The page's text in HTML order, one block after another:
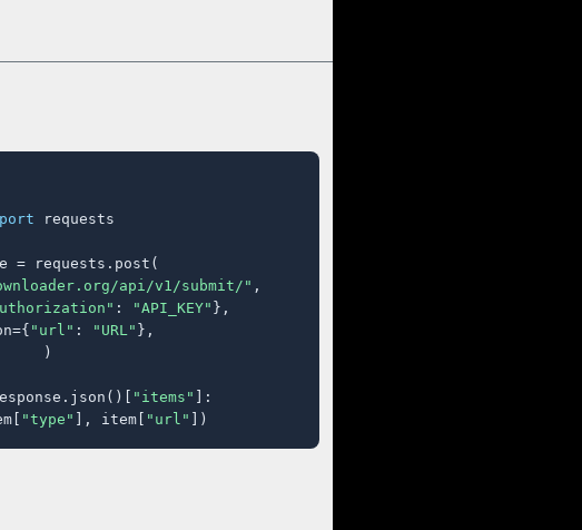
requests
= requests.post(
api/v1/submit/" ,
: "API_KEY" },
"url" : "URL" },
)
"items" ]:
"type" ], item[ "url" ])